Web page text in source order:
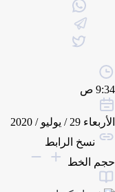
9:34 ص
الأربعاء 29 / يوليو / 2020
نسخ الرابط
حجم الخط